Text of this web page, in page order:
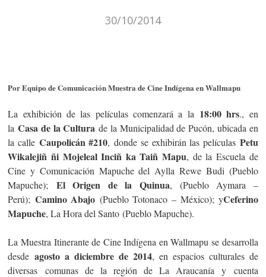
30/10/2014
Por Equipo de Comunicación Muestra de Cine Indígena en Wallmapu
La exhibición de las películas comenzará a la 18:00 hrs., en
laCasa de la Cultura de la Municipalidad de Pucón, ubicada en
la calle Caupolicán #210, donde se exhibirán las películas Petu
Wikalejiñ ñi Mojeleal Inciñ ka Taiñ Mapu, de la Escuela de
Cine y Comunicación Mapuche del Aylla Rewe Budi (Pueblo
Mapuche); El Origen de la Quinua, (Pueblo Aymara –
Perú); Camino Abajo (Pueblo Totonaco – México); yCeferino
Mapuche, La Hora del Santo (Pueblo Mapuche).
La Muestra Itinerante de Cine Indígena en Wallmapu se desarrolla
desdeagosto a diciembre de 2014, en espacios culturales de
diversas comunas de la región de La Araucanía y cuenta